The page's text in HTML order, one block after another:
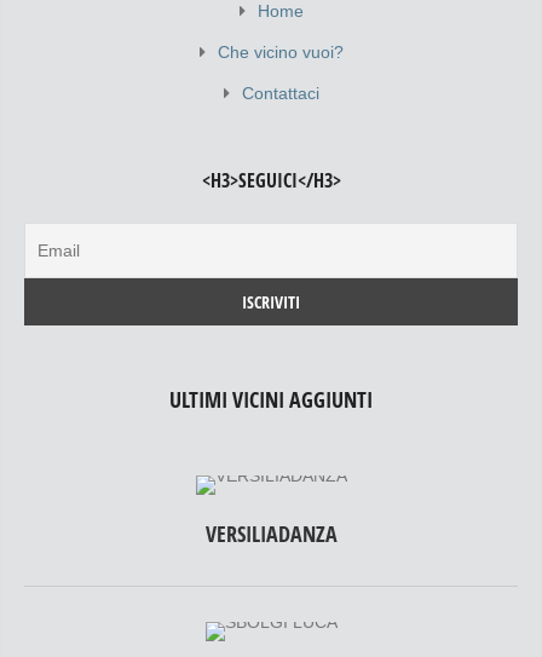
Home
Che vicino vuoi?
Contattaci
<H3>SEGUICI</H3>
ULTIMI VICINI AGGIUNTI
VERSILIADANZA